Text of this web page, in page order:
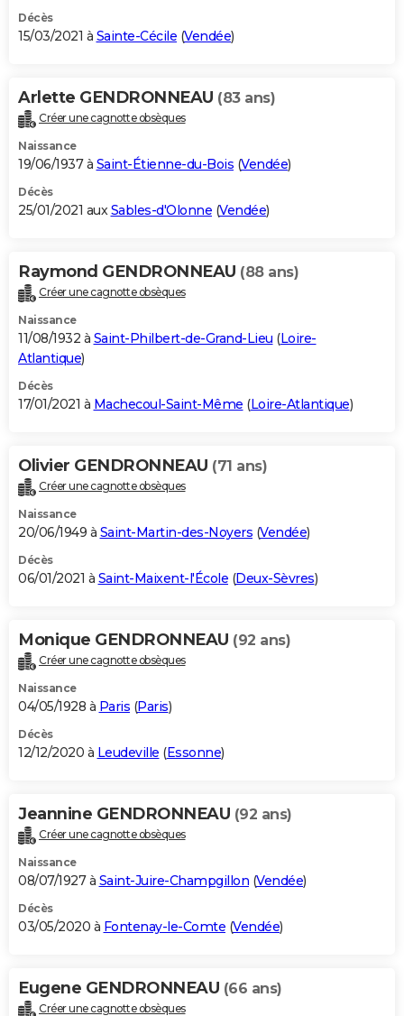
Décès
15/03/2021 à Sainte-Cécile (Vendée)
Arlette GENDRONNEAU (83 ans)
Créer une cagnotte obsèques
Naissance
19/06/1937 à Saint-Étienne-du-Bois (Vendée)
Décès
25/01/2021 auxSables-d'Olonne (Vendée)
Raymond GENDRONNEAU (88 ans)
Créer une cagnotte obsèques
Naissance
11/08/1932 à Saint-Philbert-de-Grand-Lieu (Loire-
Atlantique)
Décès
17/01/2021 à Machecoul-Saint-Même (Loire-Atlantique)
Olivier GENDRONNEAU (71 ans)
Créer une cagnotte obsèques
Naissance
20/06/1949 à Saint-Martin-des-Noyers (Vendée)
Décès
06/01/2021 à Saint-Maixent-l'École (Deux-Sèvres)
Monique GENDRONNEAU (92 ans)
Créer une cagnotte obsèques
Naissance
04/05/1928 à Paris (Paris)
Décès
12/12/2020 à Leudeville (Essonne)
Jeannine GENDRONNEAU (92 ans)
Créer une cagnotte obsèques
Naissance
08/07/1927 à Saint-Juire-Champgillon (Vendée)
Décès
03/05/2020 à Fontenay-le-Comte (Vendée)
Eugene GENDRONNEAU (66 ans)
Créer une cagnotte obsèques